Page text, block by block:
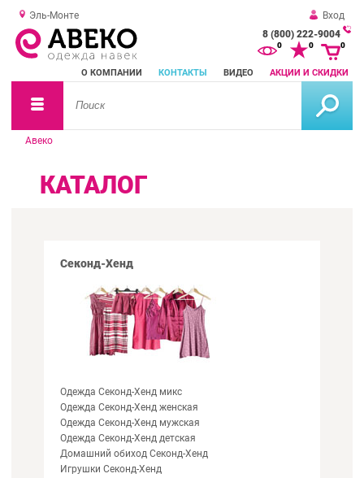
Эль-Монте
Вход
8 (800) 222-9004
О КОМПАНИИ КОНТАКТЫ ВИДЕО АКЦИИ И СКИДКИ
0 0 0
Авеко
КАТАЛОГ
Секонд-Хенд
Одежда Секонд-Хенд микс
Одежда Секонд-Хенд женская
Одежда Секонд-Хенд мужская
Одежда Секонд-Хенд детская
Домашний обиход Секонд-Хенд
Игрушки Секонд-Хенд